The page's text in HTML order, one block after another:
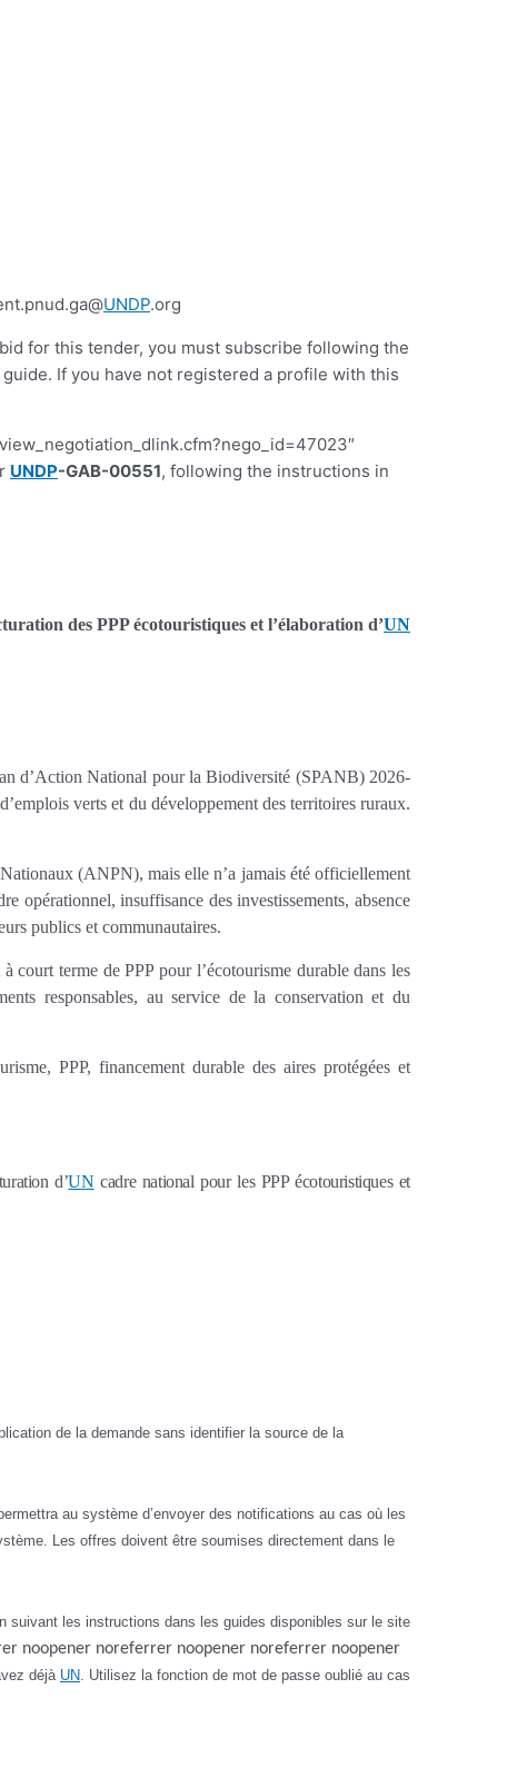
UNDP.org
for this tender, you must subscribe following the
If you have not registered a profile with this
UNDP-GAB-00551, following the instructions in
des PPP écotouristiques et l’élaboration d’UN
d’Action National pour la Biodiversité (SPANB) 2026-
verts et du développement des territoires ruraux.
(ANPN), mais elle n’a jamais été officiellement
opérationnel, insuffisance des investissements, absence
publics et communautaires.
terme de PPP pour l’écotourisme durable dans les
responsables, au service de la conservation et du
PPP, financement durable des aires protégées et
d’UN cadre national pour les PPP écotouristiques et
de la demande sans identifier la source de la
au système d’envoyer des notifications au cas où les
Les offres doivent être soumises directement dans le
suivant les instructions dans les guides disponibles sur le site
noopener noreferrer noopener noreferrer noopener
déjà UN. Utilisez la fonction de mot de passe oublié au cas